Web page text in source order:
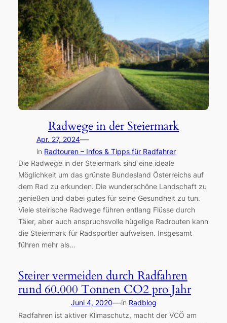
Radwege in der Steiermark
Apr. 27, 2024—
in Radtouren – Infos & Tipps für Radfahrer
Die Radwege in der Steiermark sind eine ideale
Möglichkeit um das grünste Bundesland Österreichs auf
dem Rad zu erkunden. Die wunderschöne Landschaft zu
genießen und dabei gutes für seine Gesundheit zu tun.
Viele steirische Radwege führen entlang Flüsse durch
Täler, aber auch anspruchsvolle hügelige Radrouten kann
die Steiermark für Radsportler aufweisen. Insgesamt
führen mehr als…
Steirer vermeiden durch Radfahren
rund 60.000 Tonnen CO2 pro Jahr
Juni 4, 2020—in Radblog
Radfahren ist aktiver Klimaschutz, macht der VCÖ am